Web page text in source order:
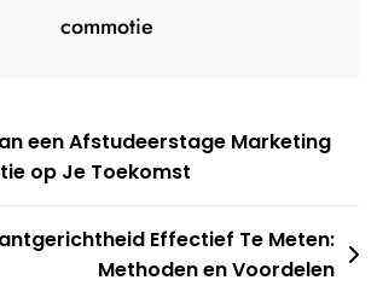
commotie
een Afstudeerstage Marketing
op Je Toekomst
Effectief Te Meten:
Methoden en Voordelen